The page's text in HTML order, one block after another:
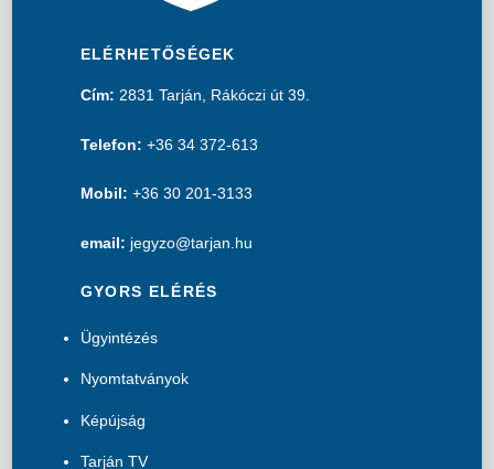
ELÉRHETŐSÉGEK
Cím: 2831 Tarján, Rákóczi út 39.
Telefon: +36 34 372-613
Mobil: +36 30 201-3133
email: jegyzo@tarjan.hu
GYORS ELÉRÉS
Ügyintézés
Nyomtatványok
Képújság
Tarján TV